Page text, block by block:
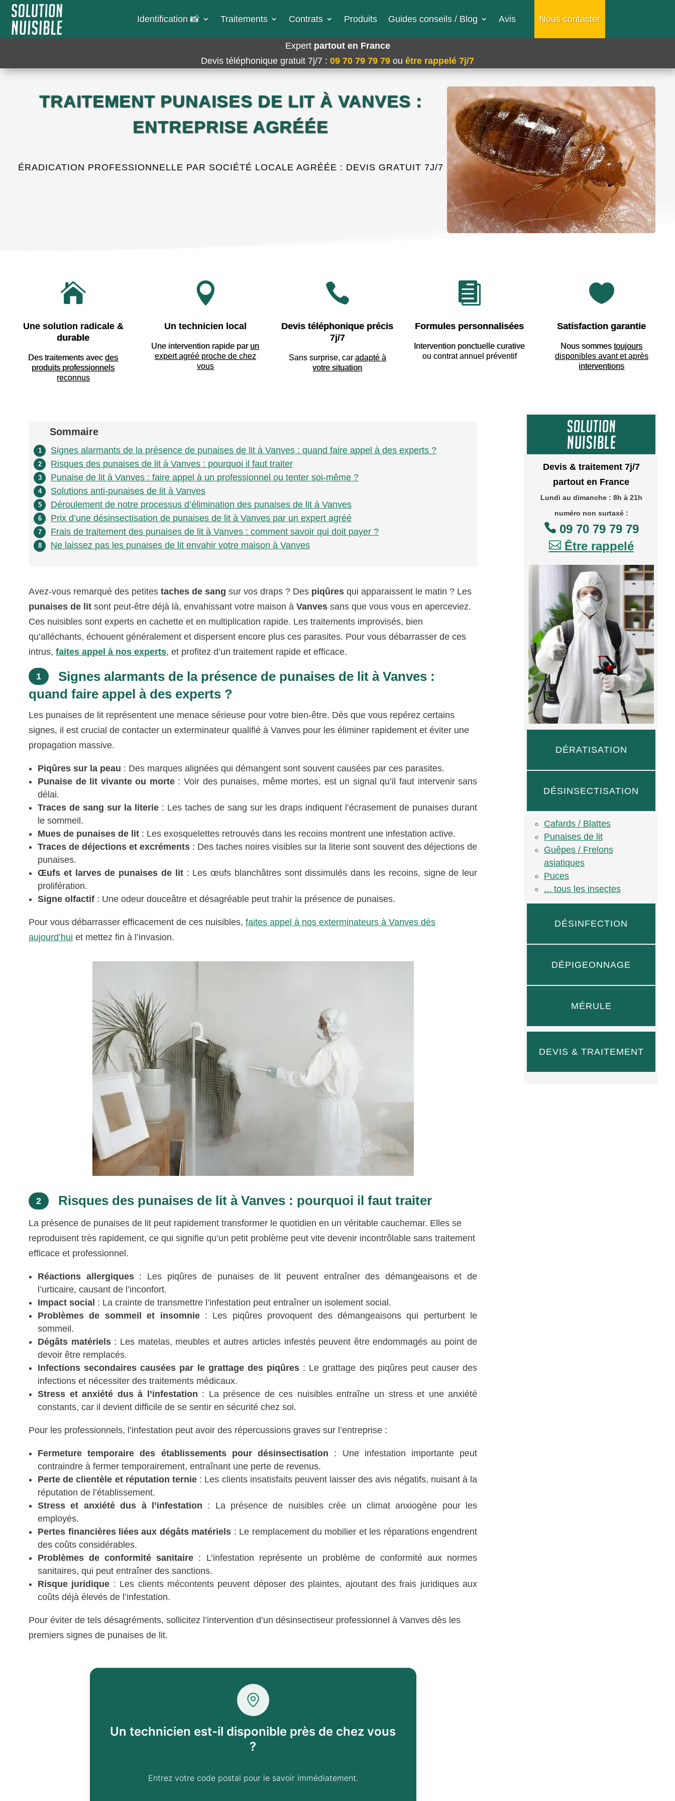
Identification 📸​ Traitements Contrats Produits Guides conseils / Blog Avis Nous contacter
Expert partout en France
Devis téléphonique gratuit 7j/7 : 09 70 79 79 79 ou être rappelé 7j/7
TRAITEMENT PUNAISES DE LIT À VANVES :
ENTREPRISE AGRÉÉE
ÉRADICATION PROFESSIONNELLE PAR SOCIÉTÉ LOCALE AGRÉÉE : DEVIS GRATUIT 7J/7

Une solution radicale &
durable
Des traitements avecdes
produits professionnels
reconnus

Un technicien local
Une intervention rapide par un
expert agréé proche de chez
vous

Devis téléphonique précis
7j/7
Sans surprise, car adapté à
votre situation

Formules personnalisées
Intervention ponctuelle curative
ou contrat annuel préventif

Satisfaction garantie
Nous sommestoujours
disponibles avant et après
interventions
Sommaire
1 Signes alarmants de la présence de punaises de lit à Vanves : quand faire appel à des experts ?
2 Risques des punaises de lit à Vanves : pourquoi il faut traiter
3 Punaise de lit à Vanves : faire appel à un professionnel ou tenter soi-même ?
4 Solutions anti-punaises de lit à Vanves
5 Déroulement de notre processus d’élimination des punaises de lit à Vanves
6 Prix d’une désinsectisation de punaises de lit à Vanves par un expert agréé
7 Frais de traitement des punaises de lit à Vanves : comment savoir qui doit payer ?
8 Ne laissez pas les punaises de lit envahir votre maison à Vanves
Avez-vous remarqué des petitestaches de sang sur vos draps ? Des piqûres qui apparaissent le matin ? Les
punaises de lit sont peut-être déjà là, envahissant votre maison àVanves sans que vous vous en aperceviez.
Ces nuisibles sont experts en cachette et en multiplication rapide. Les traitements improvisés, bien
qu’alléchants, échouent généralement et dispersent encore plus ces parasites. Pour vous débarrasser de ces
intrus,faites appel à nos experts, et profitez d’un traitement rapide et efficace.
1
Signes alarmants de la présence de punaises de lit à Vanves :
quand faire appel à des experts ?
Les punaises de lit représentent une menace sérieuse pour votre bien-être. Dès que vous repérez certains
signes, il est crucial de contacter un exterminateur qualifié à Vanves pour les éliminer rapidement et éviter une
propagation massive.
Piqûres sur la peau : Des marques alignées qui démangent sont souvent causées par ces parasites.
Punaise de lit vivante ou morte: Voir des punaises, même mortes, est un signal qu’il faut intervenir sans
délai.
Traces de sang sur la literie: Les taches de sang sur les draps indiquent l’écrasement de punaises durant
le sommeil.
Mues de punaises de lit : Les exosquelettes retrouvés dans les recoins montrent une infestation active.
Traces de déjections et excréments : Des taches noires visibles sur la literie sont souvent des déjections de
punaises.
Œufs et larves de punaises de lit: Les œufs blanchâtres sont dissimulés dans les recoins, signe de leur
prolifération.
Signe olfactif : Une odeur douceâtre et désagréable peut trahir la présence de punaises.
Pour vous débarrasser efficacement de ces nuisibles,faites appel à nos exterminateurs à Vanves dès
aujourd’hui et mettez fin à l’invasion.
2 Risques des punaises de lit à Vanves : pourquoi il faut traiter
La présence de punaises de lit peut rapidement transformer le quotidien en un véritable cauchemar. Elles se
reproduisent très rapidement, ce qui signifie qu’un petit problème peut vite devenir incontrôlable sans traitement
efficace et professionnel.
Réactions allergiques: Les piqûres de punaises de lit peuvent entraîner des démangeaisons et de
l’urticaire, causant de l’inconfort.
Impact social : La crainte de transmettre l’infestation peut entraîner un isolement social.
Problèmes de sommeil et insomnie: Les piqûres provoquent des démangeaisons qui perturbent le
sommeil.
Dégâts matériels: Les matelas, meubles et autres articles infestés peuvent être endommagés au point de
devoir être remplacés.
Infections secondaires causées par le grattage des piqûres : Le grattage des piqûres peut causer des
infections et nécessiter des traitements médicaux.
Stress et anxiété dus à l’infestation : La présence de ces nuisibles entraîne un stress et une anxiété
constants, car il devient difficile de se sentir en sécurité chez soi.
Pour les professionnels, l’infestation peut avoir des répercussions graves sur l’entreprise :
Fermeture temporaire des établissements pour désinsectisation : Une infestation importante peut
contraindre à fermer temporairement, entraînant une perte de revenus.
Perte de clientèle et réputation ternie: Les clients insatisfaits peuvent laisser des avis négatifs, nuisant à la
réputation de l’établissement.
Stress et anxiété dus à l’infestation : La présence de nuisibles crée un climat anxiogène pour les
employés.
Pertes financières liées aux dégâts matériels : Le remplacement du mobilier et les réparations engendrent
des coûts considérables.
Problèmes de conformité sanitaire : L’infestation représente un problème de conformité aux normes
sanitaires, qui peut entraîner des sanctions.
Risque juridique : Les clients mécontents peuvent déposer des plaintes, ajoutant des frais juridiques aux
coûts déjà élevés de l’infestation.
Pour éviter de tels désagréments, sollicitez l’intervention d’un désinsectiseur professionnel à Vanves dès les
premiers signes de punaises de lit.
Un technicien est-il disponible près de chez vous
?
Entrez votre code postal pour le savoir immédiatement.
Devis & traitement 7j/7
partout en France
Lundi au dimanche : 8h à 21h
numéro non surtaxé :
09 70 79 79 79
 Être rappelé
DÉRATISATION
DÉSINSECTISATION
Cafards / Blattes
Punaises de lit
Guêpes / Frelons
asiatiques
Puces
... tous les insectes
DÉSINFECTION
DÉPIGEONNAGE
MÉRULE
DEVIS & TRAITEMENT